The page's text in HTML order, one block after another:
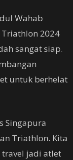
Wahab
2024
sangat siap.
untuk berhelat
Singapura
Triathlon. Kita
travel jadi atlet